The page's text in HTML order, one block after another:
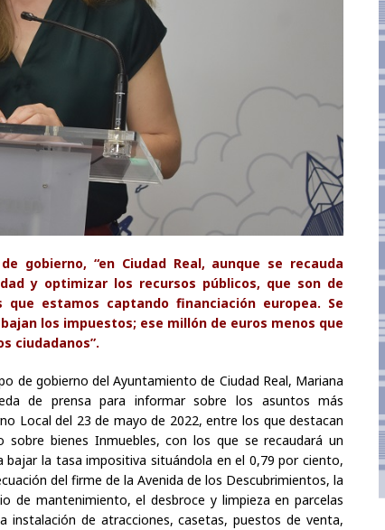
gobierno, “en Ciudad Real, aunque se recauda
y optimizar los recursos públicos, que son de
estamos captando financiación europea. Se
los impuestos; ese millón de euros menos que
ciudadanos”.
de gobierno del Ayuntamiento de Ciudad Real, Mariana
de prensa para informar sobre los asuntos más
Local del 23 de mayo de 2022, entre los que destacan
bienes Inmuebles, con los que se recaudará un
la tasa impositiva situándola en el 0,79 por ciento,
del firme de la Avenida de los Descubrimientos, la
de mantenimiento, el desbroce y limpieza en parcelas
instalación de atracciones, casetas, puestos de venta,